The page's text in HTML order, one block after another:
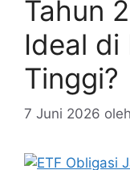
Tahun
Ideal di
Tinggi?
7 Juni 2026 oleh